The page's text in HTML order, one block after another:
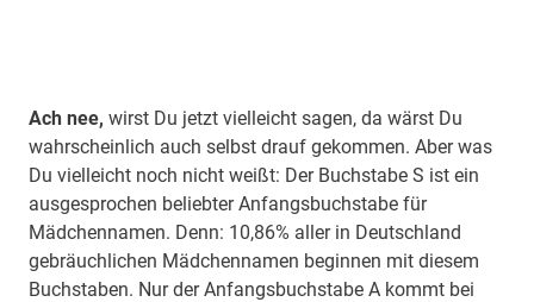
Ach nee, wirst Du jetzt vielleicht sagen, da wärst Du
wahrscheinlich auch selbst drauf gekommen. Aber was
Du vielleicht noch nicht weißt: Der Buchstabe S ist ein
ausgesprochen beliebter Anfangsbuchstabe für
Mädchennamen. Denn: 10,86% aller in Deutschland
gebräuchlichen Mädchennamen beginnen mit diesem
Buchstaben. Nur der Anfangsbuchstabe A kommt bei